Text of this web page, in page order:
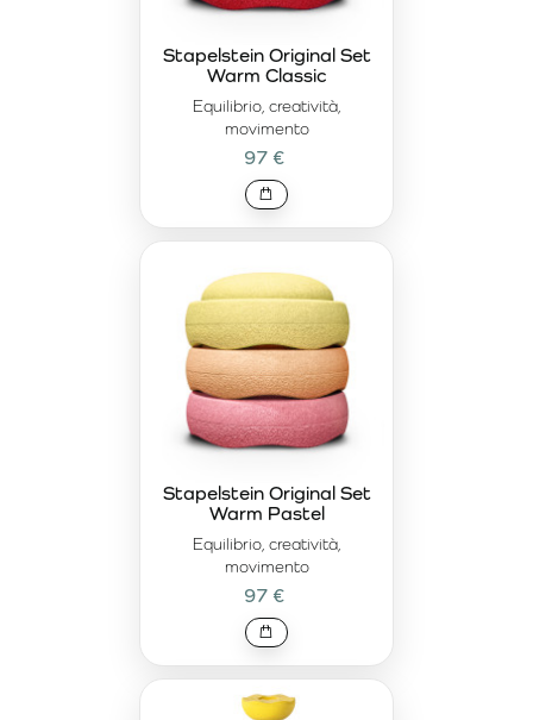
Equilibrio, creatività,
movimento
Stapelstein Original Set
Warm Classic
97 €
Equilibrio, creatività,
movimento
Stapelstein Original Set
Warm Pastel
97 €